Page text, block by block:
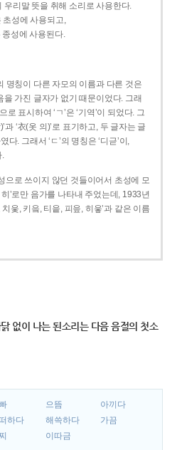
우리말 뜻을 취해 소리로 사용한다.
초성에 사용되고,
종성에 사용된다.
명칭이 다른 자모의 이름과 다른 것은
을 가진 글자가 없기 때문이었다. 그래
로 표시하여 ‘ㄱ’은 ‘기역’이 되었다. 그
과 ‘衣(옷 의)’로 표기하고, 두 글자는 글
. 그래서 ‘ㄷ’의 명칭은 ‘디귿’이,
.
으로 쓰이지 않던 것들이어서 초성에 모
히’로만 음가를 나타내 주었는데, 1933년
치읓, 키읔, 티읕, 피읖, 히읗’과 같은 이름
없이 나는 된소리는 다음 음절의 첫소
으뜸
아끼다
하다 해쓱하다
가끔
이따금